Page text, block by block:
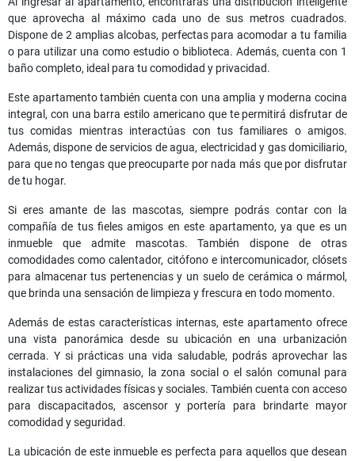
que aprovecha al máximo cada uno de sus metros cuadrados.
Dispone de 2 amplias alcobas, perfectas para acomodar a tu familia
o para utilizar una como estudio o biblioteca. Además, cuenta con 1
baño completo, ideal para tu comodidad y privacidad.
Este apartamento también cuenta con una amplia y moderna cocina
integral, con una barra estilo americano que te permitirá disfrutar de
tus comidas mientras interactúas con tus familiares o amigos.
Además, dispone de servicios de agua, electricidad y gas domiciliario,
para que no tengas que preocuparte por nada más que por disfrutar
de tu hogar.
Si eres amante de las mascotas, siempre podrás contar con la
compañía de tus fieles amigos en este apartamento, ya que es un
inmueble que admite mascotas. También dispone de otras
comodidades como calentador, citófono e intercomunicador, clósets
para almacenar tus pertenencias y un suelo de cerámica o mármol,
que brinda una sensación de limpieza y frescura en todo momento.
Además de estas características internas, este apartamento ofrece
una vista panorámica desde su ubicación en una urbanización
cerrada. Y si prácticas una vida saludable, podrás aprovechar las
instalaciones del gimnasio, la zona social o el salón comunal para
realizar tus actividades físicas y sociales. También cuenta con acceso
para discapacitados, ascensor y portería para brindarte mayor
comodidad y seguridad.
La ubicación de este inmueble es perfecta para aquellos que desean